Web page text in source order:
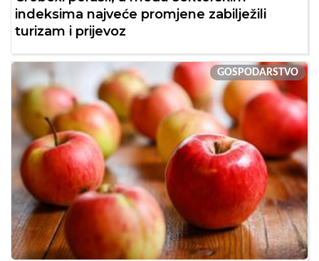
indeksima najveće promjene zabilježili
turizam i prijevoz
GOSPODARSTVO